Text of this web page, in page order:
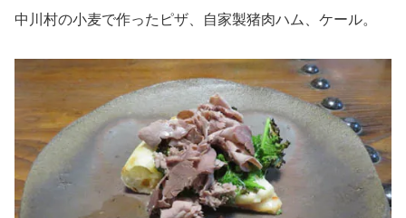
中川村の小麦で作ったピザ、自家製猪肉ハム、ケール。